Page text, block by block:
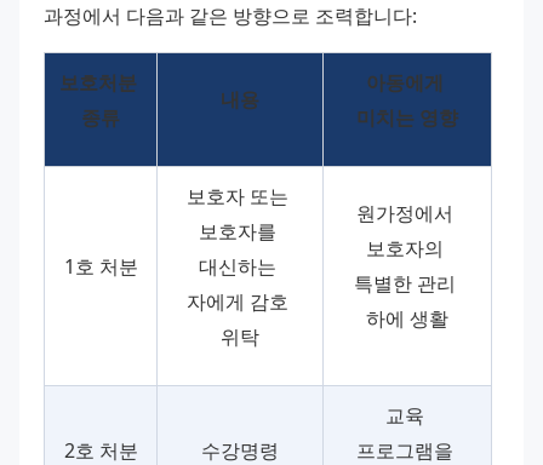
과정에서 다음과 같은 방향으로 조력합니다:
보호처분
종류
내용
아동에게
미치는 영향
1호 처분
보호자 또는
보호자를
대신하는
자에게 감호
위탁
원가정에서
보호자의
특별한 관리
하에 생활
2호 처분 수강명령
교육
프로그램을